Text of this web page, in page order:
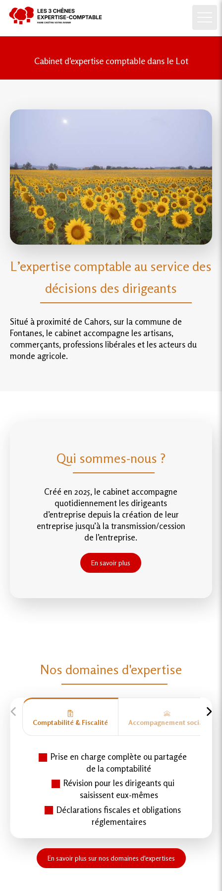
Cabinet d'expertise comptable dans le Lot
L’expertise comptable au service des
décisions des dirigeants
Situé à proximité de Cahors, sur la commune de
Fontanes, le cabinet accompagne les artisans,
commerçants, professions libérales et les acteurs du
monde agricole.
Qui sommes-nous ?
Créé en 2025, le cabinet accompagne
quotidiennement les dirigeants
d’entreprise depuis la création de leur
entreprise jusqu’à la transmission/cession
de l’entreprise.
En savoir plus
Nos domaines d'expertise
Comptabilité & Fiscalité Accompagnement social
Prise en charge complète ou partagée
de la comptabilité
Révision pour les dirigeants qui
saisissent eux-mêmes
Déclarations fiscales et obligations
réglementaires
En savoir plus sur nos domaines d'expertises